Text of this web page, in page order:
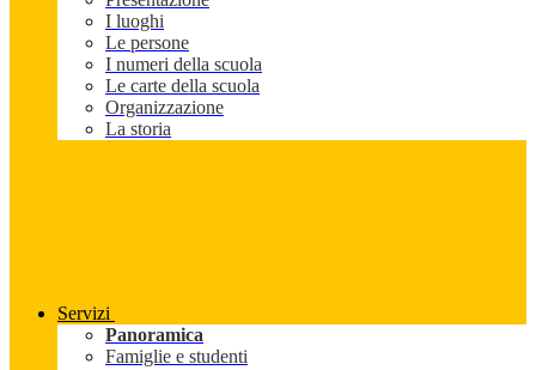
I luoghi
Le persone
I numeri della scuola
Le carte della scuola
Organizzazione
La storia
Servizi
Panoramica
Famiglie e studenti